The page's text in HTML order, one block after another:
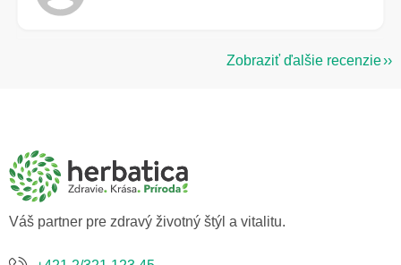
Zobraziť ďalšie recenzie
Váš partner pre zdravý životný štýl a vitalitu.